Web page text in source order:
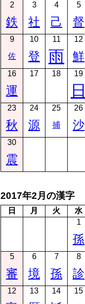
2
鉄
3
社
4
己
5
督
9
佐
10
登
11
雨
12
鮮
16
運
17 18 19
日
23
秋
24
源
25
捕
26
沙
30
震
2017年2月の漢字
日 月 火 水
1
孫
5
審
6
境
7
孫
8
診
12 13 14
15